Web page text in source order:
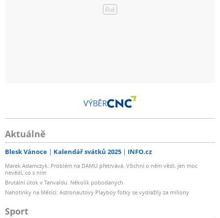
VÝBĚR
Aktuálně
Blesk Vánoce Kalendář svátků 2025 INFO.cz
Marek Adamczyk: Problém na DAMU přetrvává. Všichni o něm vědí, jen moc
nevědí, co s ním
Brutální útok v Tanvaldu: Několik pobodaných
Nahotinky na Měsíci: Astronautovy Playboy fotky se vydražily za miliony
Sport